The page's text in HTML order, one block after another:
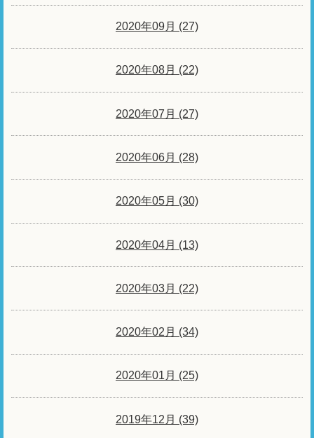
2020年09月 (27)
2020年08月 (22)
2020年07月 (27)
2020年06月 (28)
2020年05月 (30)
2020年04月 (13)
2020年03月 (22)
2020年02月 (34)
2020年01月 (25)
2019年12月 (39)